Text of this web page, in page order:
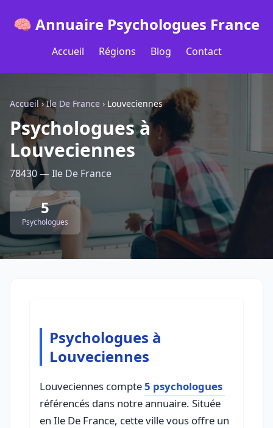
🧠 Annuaire Psychologues France
Accueil Régions Blog Contact
Accueil ›Ile De France › Louveciennes
Psychologues à
Louveciennes
78430 — Ile De France
5
Psychologues
Psychologues à
Louveciennes
Louveciennes compte5 psychologues
référencés dans notre annuaire. Située
en Ile De France, cette ville vous offre un